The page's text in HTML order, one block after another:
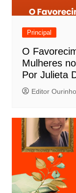
Principal
O
Mulheres
Por Julieta
Editor